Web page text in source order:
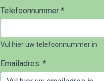
Telefoonnummer *
Vul hier uw telefoonnummer in
Emailadres: *